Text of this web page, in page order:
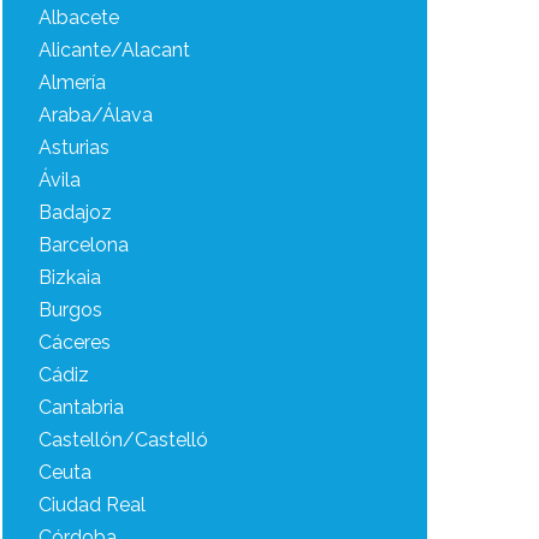
Albacete
Alicante/Alacant
Almería
Araba/Álava
Asturias
Ávila
Badajoz
Barcelona
Bizkaia
Burgos
Cáceres
Cádiz
Cantabria
Castellón/Castelló
Ceuta
Ciudad Real